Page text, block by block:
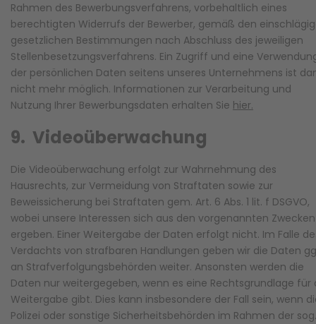
Rahmen des Bewerbungsverfahrens, vorbehaltlich eines
berechtigten Widerrufs der Bewerber, gemäß den
gesetzlichen Bestimmungen nach Abschluss des jeweiligen
Stellenbesetzungsverfahrens. Ein Zugriff und eine
der persönlichen Daten seitens unseres Unternehmens ist
nicht mehr möglich. Informationen zur Verarbeitung und
Nutzung Ihrer Bewerbungsdaten erhalten Sie hier.
9. Videoüberwachung
Die Videoüberwachung erfolgt zur Wahrnehmung des
Hausrechts, zur Vermeidung von Straftaten sowie zur
Beweissicherung bei Straftaten gem. Art. 6 Abs. 1 lit. f DSGVO,
wobei unsere Interessen sich aus den vorgenannten Zwecken
ergeben. Einer Weitergabe der Daten erfolgt nicht. Im Falle
Verdachts von strafbaren Handlungen geben wir die Daten
an Strafverfolgungsbehörden weiter. Ansonsten werden die
Daten nur weitergegeben, wenn es eine Rechtsgrundlage für
Weitergabe gibt. Dies kann insbesondere der Fall sein, wenn
Polizei oder sonstige Sicherheitsbehörden im Rahmen der sog.